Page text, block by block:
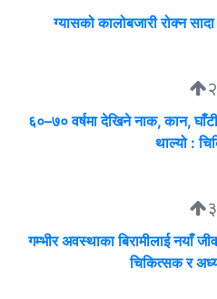
ग्यासको कालोबजारी रोक्न
२
६०–७० वर्षमा देखिने नाक, कान,
थाल्यो :
३
गम्भीर अवस्थाका बिरामीलाई नयाँ
चिकित्सक र